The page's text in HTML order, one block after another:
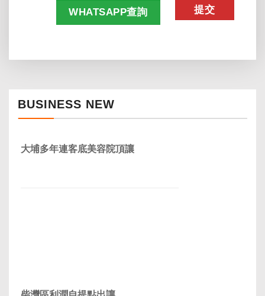
WHATSAPP查詢
BUSINESS NEW
大埔多年連客底美容院頂讓